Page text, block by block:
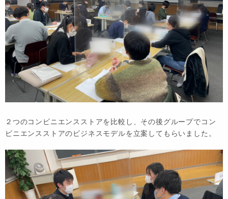
２つのコンビニエンスストアを比較し、その後グループでコン
ビニエンスストアのビジネスモデルを立案してもらいました。